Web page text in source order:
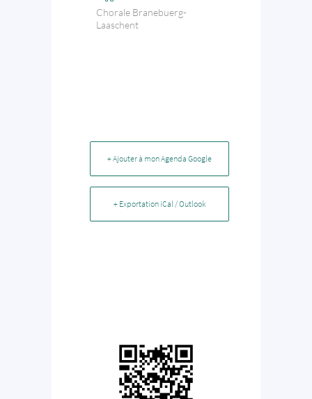
Chorale Branebuerg-
Laaschent
+ Ajouter à mon Agenda Google
+ Exportation iCal / Outlook